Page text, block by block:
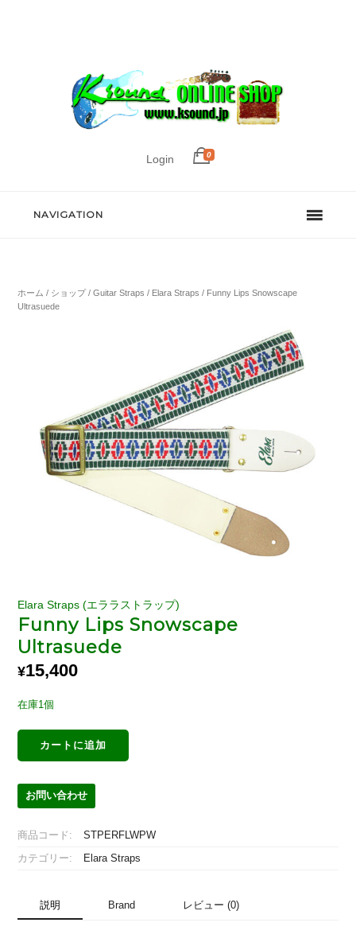
Login 0
NAVIGATION
ホーム / ショップ /Guitar Straps / Elara Straps / Funny Lips Snowscape
Ultrasuede
Elara Straps (エララストラップ)
Funny Lips Snowscape
Ultrasuede
¥15,400
在庫1個
Funny
Ultrasuede
個
カートに追加
お問い合わせ
商品コード: STPERFLWPW
カテゴリー: Elara Straps
説明 Brand レビュー (0)